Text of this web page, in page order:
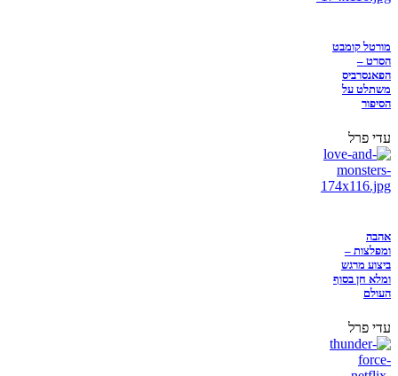
מורטל קומבט
הסרט –
הפאנסרביס
משתלט על
הסיפור
עדי פרל
אהבה
ומפלצות –
ביצוע מרגש
ומלא חן בסוף
העולם
עדי פרל